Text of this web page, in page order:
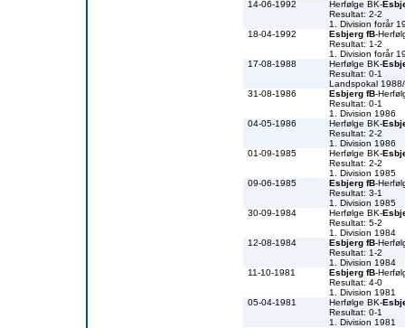
14-06-1992
Herfølge BK-
Resultat: 2-2
1. Division forår
18-04-1992
Esbjerg fB-
Resultat: 1-2
1. Division forår
17-08-1988
Herfølge BK-
Resultat: 0-1
Landspokal
31-08-1986
Esbjerg fB-
Resultat: 0-1
1. Division 1986
04-05-1986
Herfølge BK-
Resultat: 2-2
1. Division 1986
01-09-1985
Herfølge BK-
Resultat: 2-2
1. Division 1985
09-06-1985
Esbjerg fB-
Resultat: 3-1
1. Division 1985
30-09-1984
Herfølge BK-
Resultat: 5-2
1. Division 1984
12-08-1984
Esbjerg fB-
Resultat: 1-2
1. Division 1984
11-10-1981
Esbjerg fB-
Resultat: 4-0
1. Division 1981
05-04-1981
Herfølge BK-
Resultat: 0-1
1. Division 1981